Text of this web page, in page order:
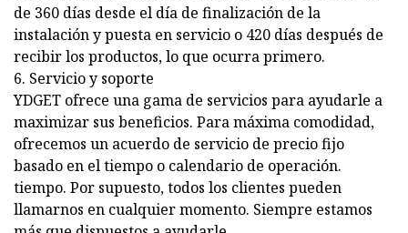
de 360 ​​días desde el día de finalización de la
instalación y puesta en servicio o 420 días después de
recibir los productos, lo que ocurra primero.
6. Servicio y soporte
YDGET ofrece una gama de servicios para ayudarle a
maximizar sus beneficios. Para máxima comodidad,
ofrecemos un acuerdo de servicio de precio fijo
basado en el tiempo o calendario de operación.
tiempo. Por supuesto, todos los clientes pueden
llamarnos en cualquier momento. Siempre estamos